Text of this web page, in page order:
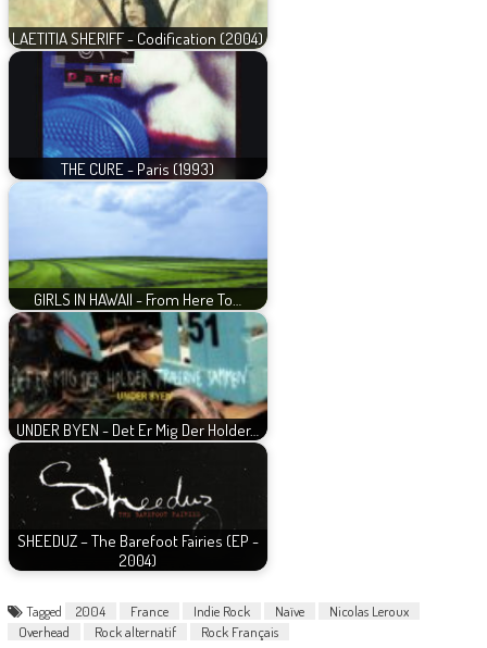
LAETITIA SHERIFF - Codification (2004)
THE CURE - Paris (1993)
GIRLS IN HAWAII - From Here To…
UNDER BYEN - Det Er Mig Der Holder…
SHEEDUZ – The Barefoot Fairies (EP -
2004)
Tagged 2004 France Indie Rock Naïve
Nicolas Leroux
Overhead
Rock alternatif Rock Français